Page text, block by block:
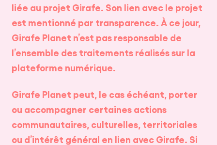
liée au projet Girafe. Son lien avec le projet
est mentionné par transparence. À ce jour,
Girafe Planet n’est pas responsable de
l’ensemble des traitements réalisés sur la
plateforme numérique.
Girafe Planet peut, le cas échéant, porter
ou accompagner certaines actions
communautaires, culturelles, territoriales
ou d’intérêt général en lien avec Girafe. Si